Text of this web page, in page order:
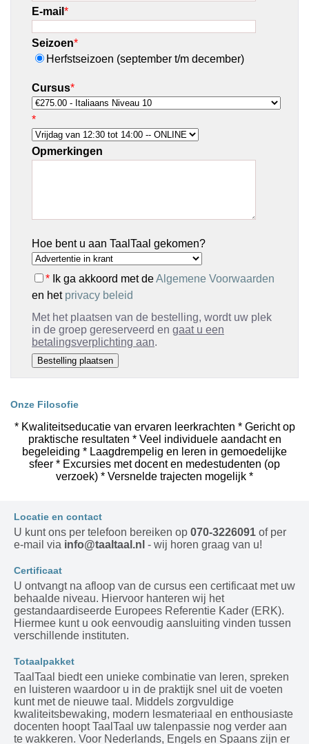
E-mail *
Seizoen*
Herfstseizoen (september t/m december)
Cursus*
*
Opmerkingen
Hoe bent u aan TaalTaal gekomen?
* Ik ga akkoord met deAlgemene Voorwaarden
en het privacy beleid
Met het plaatsen van de bestelling, wordt uw plek
in de groep gereserveerd en gaat u een
betalingsverplichting aan.
Onze Filosofie
* Kwaliteitseducatie van ervaren leerkrachten * Gericht op
praktische resultaten * Veel individuele aandacht en
begeleiding * Laagdrempelig en leren in gemoedelijke
sfeer * Excursies met docent en medestudenten (op
verzoek) * Versnelde trajecten mogelijk *
Locatie en contact
U kunt ons per telefoon bereiken op 070-3226091 of per
e-mail via info@taaltaal.nl - wij horen graag van u!
Certificaat
U ontvangt na afloop van de cursus een certificaat met uw
behaalde niveau. Hiervoor hanteren wij het
gestandaardiseerde Europees Referentie Kader (ERK).
Hiermee kunt u ook eenvoudig aansluiting vinden tussen
verschillende instituten.
Totaalpakket
TaalTaal biedt een unieke combinatie van leren, spreken
en luisteren waardoor u in de praktijk snel uit de voeten
kunt met de nieuwe taal. Middels zorgvuldige
kwaliteitsbewaking, modern lesmateriaal en enthousiaste
docenten hoopt TaalTaal uw talenpassie nog verder aan
te wakkeren. Voor Nederlands, Engels en Spaans zijn er